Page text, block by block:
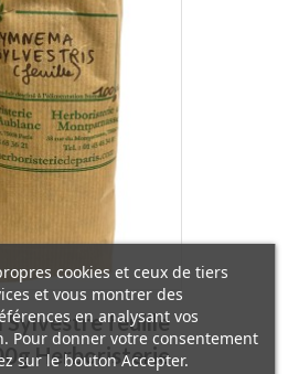
Sylvestre feuille
Herboristerie
cookies et ceux de tiers
et vous montrer des
en analysant vos
Pour donner votre consentement
sur le bouton Accepter.